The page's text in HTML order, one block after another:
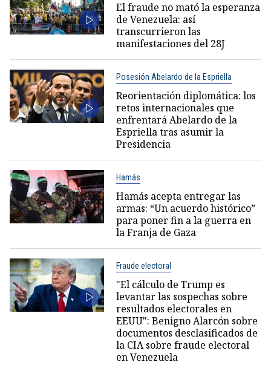
El fraude no mató la esperanza
de Venezuela: así
transcurrieron las
manifestaciones del 28J
Posesión Abelardo de la Espriella
Reorientación diplomática: los
retos internacionales que
enfrentará Abelardo de la
Espriella tras asumir la
Presidencia
Hamás
Hamás acepta entregar las
armas: “Un acuerdo histórico”
para poner fin a la guerra en
la Franja de Gaza
Fraude electoral
"El cálculo de Trump es
levantar las sospechas sobre
resultados electorales en
EEUU": Benigno Alarcón sobre
documentos desclasificados de
la CIA sobre fraude electoral
en Venezuela